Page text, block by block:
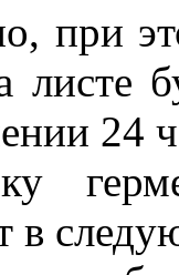
при
листе
24
в